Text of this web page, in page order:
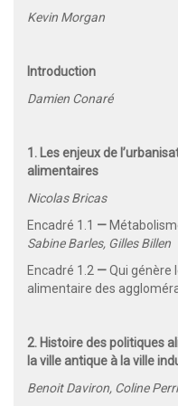
Kevin Morgan
Introduction
Damien Conaré
1. Les enjeux de
alimentaires
Nicolas Bricas
Encadré 1.1 —
Sabine Barles, Gilles Billen
Encadré 1.2 —Qui génère
alimentaire des
2. Histoire des politiques
la ville antique à la ville
Benoit Daviron, Coline